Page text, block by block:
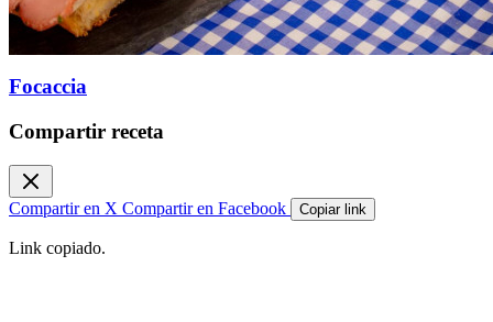
Focaccia
Compartir receta
Compartir en X Compartir en Facebook Copiar link
Link copiado.